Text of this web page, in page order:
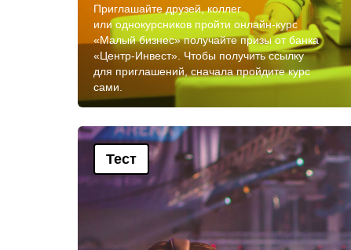
Приглашайте друзей, коллег
или однокурсников пройти онлайн-курс
«Малый бизнес» получайте призы от банка
«Центр-Инвест». Чтобы получить ссылку
для приглашений, сначала пройдите курс
сами.
Тест